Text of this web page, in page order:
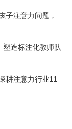
注意力问题，
造标注化教师队
注意力行业11